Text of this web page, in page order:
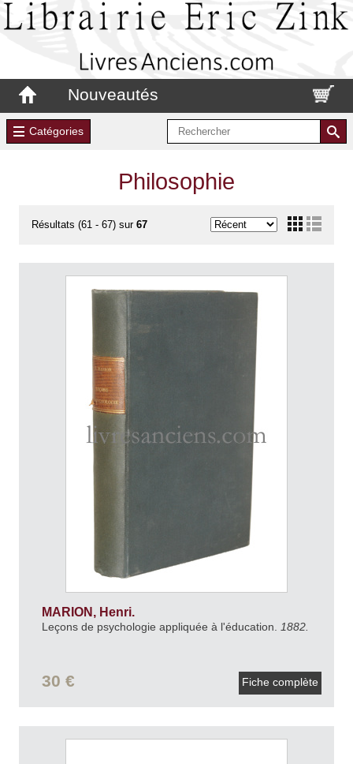
Nouveautés
Catégories
Philosophie
Résultats (61 - 67) sur 67
MARION, Henri.
Leçons de psychologie appliquée à l'éducation. 1882.
30 € Fiche complète